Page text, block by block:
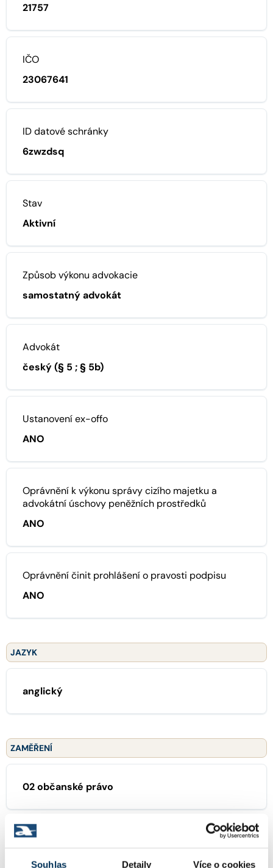
Souhlas Detaily Více o cookies
21757
IČO
23067641
ID datové schránky
6zwzdsq
Stav
Aktivní
Způsob výkonu advokacie
samostatný advokát
Advokát
český (§ 5 ; § 5b)
Ustanovení ex-offo
ANO
Oprávnění k výkonu správy cizího majetku a
advokátní úschovy peněžních prostředků
ANO
Oprávnění činit prohlášení o pravosti podpisu
ANO
JAZYK
anglický
ZAMĚŘENÍ
02 občanské právo
29 trestní právo